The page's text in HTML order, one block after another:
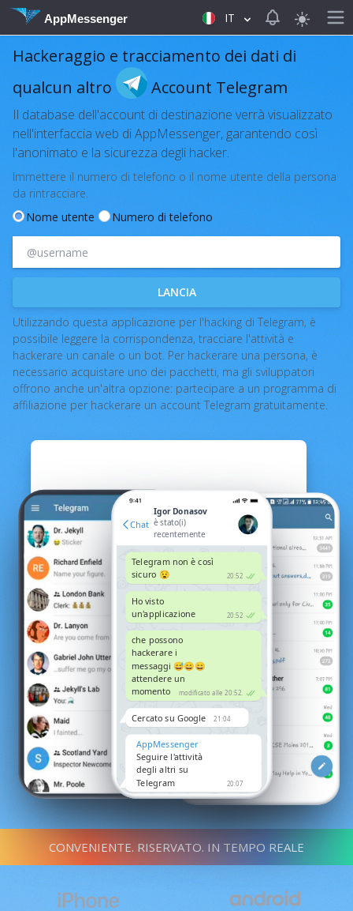
AppMessenger IT View
Hackeraggio e tracciamento dei dati di
qualcun altro
Account Telegram
Il database dell'account di destinazione verrà visualizzato
nell'interfaccia web di AppMessenger, garantendo così
l'anonimato e la sicurezza degli hacker.
Immettere il numero di telefono o il nome utente della persona
da rintracciare.
Nome utente
Numero di telefono
LANCIA
Utilizzando questa applicazione per l'hacking di Telegram, è
possibile leggere la corrispondenza, tracciare l'attività e
hackerare un canale o un bot. Per hackerare una persona, è
necessario acquistare uno dei pacchetti, ma gli sviluppatori
offrono anche un'altra opzione: partecipare a un programma di
affiliazione per hackerare un account Telegram gratuitamente.
Chat
Igor Donasov
è stato(i)
recentemente
20:52
Telegram non è così
sicuro 😧
20:52
Ho visto
un'applicazione
modificato alle 20:52.
che possono
hackerare i
messaggi 😅😄😄
attendere un
momento
21:04
Cercato su Google
20:07
AppMessenger
Seguire l'attività
degli altri su
Telegram
Lo proverò!!! 🙏🙏🙏
CONVENIENTE. RISERVATO. IN TEMPO REALE